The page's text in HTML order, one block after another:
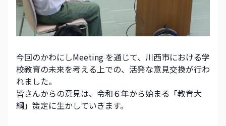
今回のかわにしMeeting を通じて、川西市における学
校教育の未来を考える上での、活発な意見交換が行わ
れました。
皆さんからの意見は、令和６年から始まる「教育大
綱」策定に生かしていきます。